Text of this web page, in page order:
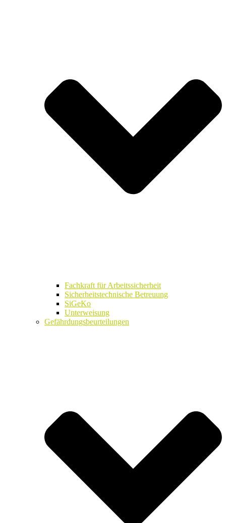
Fachkraft für Arbeitssicherheit
Sicherheitstechnische Betreuung
SiGeKo
Unterweisung
Gefährdungsbeurteilungen